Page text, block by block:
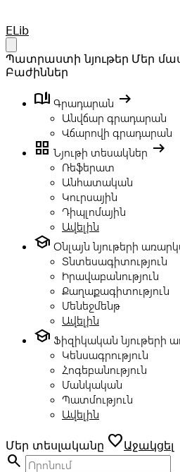
Your Company
ELib
Պատրաստի նյութեր Մեր
Բաժիններ
book_ribbon Գրադարան arrow_right_alt
Անվճար գրադարան
Վճարովի գրադարան
grid_view Նյութի տեսակներ arrow_right_alt
Ռեֆերատ
Անհատական
Կուրսային
Դիպլոմային
Ավելին
school Օնլայն նյութերի
Տնտեսագիտություն
Իրավաբանություն
Քաղաքագիտություն
Մենեջմենթ
Ավելին
school Ֆիզիկական նյութերի
Կենսագրություն
Հոգեբանություն
Մանկական
Պատմություն
Ավելին
Մեր տեսլականը favoriteԱջակցել
search